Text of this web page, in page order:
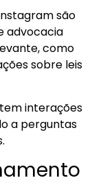
são
advocacia
como
sobre leis
interações
a perguntas